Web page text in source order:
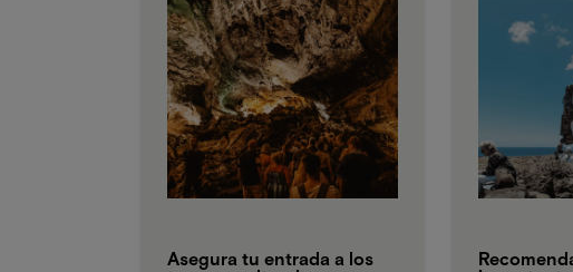
Asegura tu entrada a los